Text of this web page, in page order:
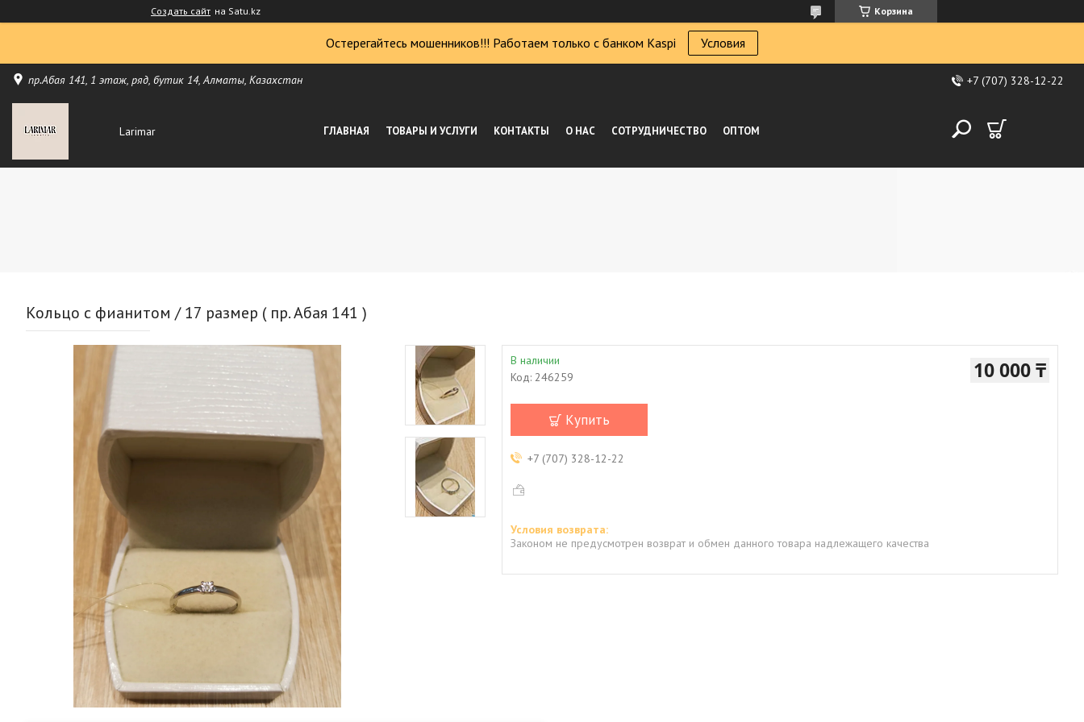
Создать сайт на Satu.kz Корзина
Остерегайтесь мошенников!!! Работаем только с банком Kaspi Условия
пр.Абая 141, 1 этаж, ряд, бутик 14, Алматы, Казахстан +7 (707) 328-12-22
Larimar ГЛАВНАЯ ТОВАРЫ И УСЛУГИ КОНТАКТЫ О НАС СОТРУДНИЧЕСТВО ОПТОМ
Кольцо с фианитом / 17 размер ( пр. Абая 141 )
В наличии
Код: 246259 10 000 ₸
Купить
+7 (707) 328-12-22
Законом не предусмотрен возврат и обмен данного товара надлежащего качества